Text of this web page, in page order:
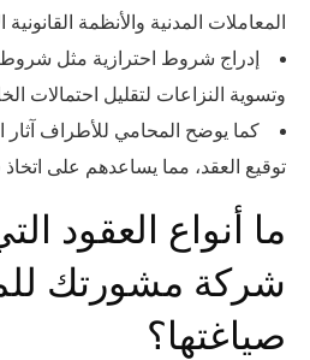
المعاملات المدنية والأنظمة
إدراج شروط احترازية مثل شروط
وتسوية النزاعات لتقليل احتمالات
كما يوضح المحامي للأطراف آثار
توقيع العقد، مما يساعدهم على
ما أنواع العقود
شركة مشورتك
صياغتها؟